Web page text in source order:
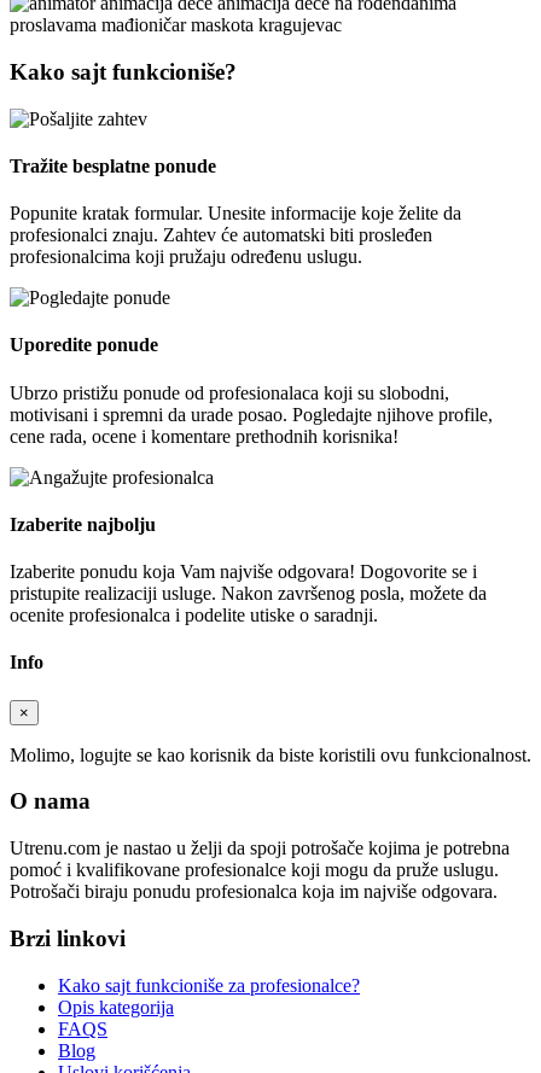
Kako sajt funkcioniše?
Tražite besplatne ponude
Popunite kratak formular. Unesite informacije koje želite da
profesionalci znaju. Zahtev će automatski biti prosleđen
profesionalcima koji pružaju određenu uslugu.
Uporedite ponude
Ubrzo pristižu ponude od profesionalaca koji su slobodni,
motivisani i spremni da urade posao. Pogledajte njihove profile,
cene rada, ocene i komentare prethodnih korisnika!
Izaberite najbolju
Izaberite ponudu koja Vam najviše odgovara! Dogovorite se i
pristupite realizaciji usluge. Nakon završenog posla, možete da
ocenite profesionalca i podelite utiske o saradnji.
Info
×
Molimo, logujte se kao korisnik da biste koristili ovu funkcionalnost.
O nama
Utrenu.com je nastao u želji da spoji potrošače kojima je potrebna
pomoć i kvalifikovane profesionalce koji mogu da pruže uslugu.
Potrošači biraju ponudu profesionalca koja im najviše odgovara.
Brzi linkovi
Kako sajt funkcioniše za profesionalce?
Opis kategorija
FAQS
Blog